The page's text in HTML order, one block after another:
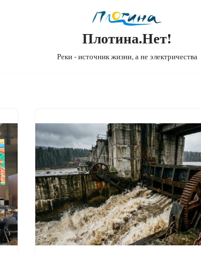
Плотина.Нет!
Реки - источник жизни, а не электричества